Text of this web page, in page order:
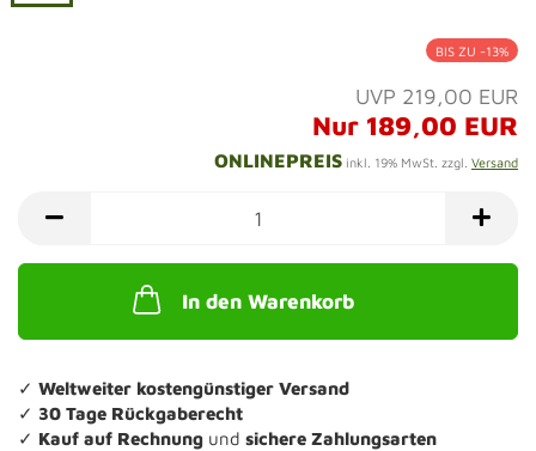
BIS ZU -13%
UVP 219,00 EUR
Nur 189,00 EUR
ONLINEPREIS inkl. 19% MwSt. zzgl. Versand
In den Warenkorb
✓ Weltweiter kostengünstiger Versand
✓ 30 Tage Rückgaberecht
✓ Kauf auf Rechnung und sichere Zahlungsarten